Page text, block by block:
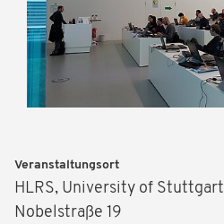
Veranstaltungsort
HLRS, University of Stuttgart
Nobelstraße 19